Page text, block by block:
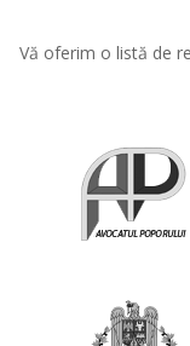
Vă oferim o listă de